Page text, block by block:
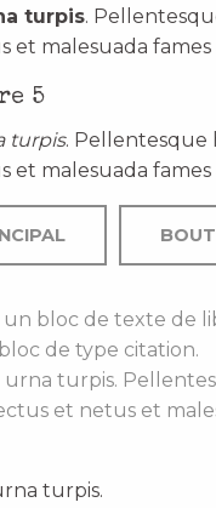
turpis.
et malesuada fames
5
turpis. Pellentesque
et malesuada fames
un bloc de texte de
de type citation.
turpis.
et netus et
turpis.